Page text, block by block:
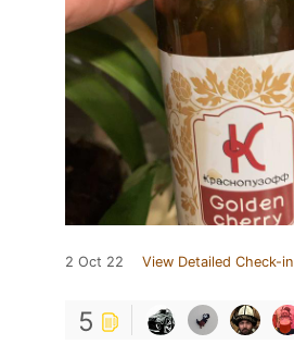
2 Oct 22 View Detailed Check-in
5